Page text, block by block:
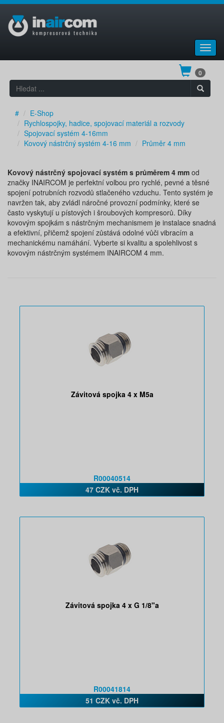
0
#
E-Shop
Rychlospojky, hadice, spojovací materiál a rozvody
Spojovací systém 4-16mm
Kovový nástrčný systém 4-16 mm
Průměr 4 mm
Kovový nástrčný spojovací systém s průměrem 4 mm od
značky INAIRCOM je perfektní volbou pro rychlé, pevné a těsné
spojení potrubních rozvodů stlačeného vzduchu. Tento systém je
navržen tak, aby zvládl náročné provozní podmínky, které se
často vyskytují u pístových i šroubových kompresorů. Díky
kovovým spojkám s nástrčným mechanismem je instalace snadná
a efektivní, přičemž spojení zůstává odolné vůči vibracím a
mechanickému namáhání. Vyberte si kvalitu a spolehlivost s
kovovým nástrčným systémem INAIRCOM 4 mm.
Závitová spojka 4 x M5a
R00040514
47 CZK vč. DPH
Závitová spojka 4 x G 1/8"a
R00041814
51 CZK vč. DPH